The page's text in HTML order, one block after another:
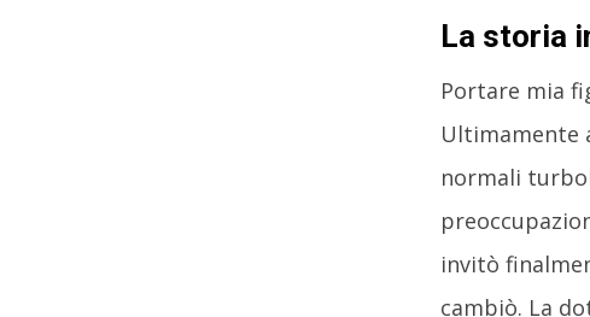
La storia
Portare mia
Ultimamente
normali
invitò
cambiò. La